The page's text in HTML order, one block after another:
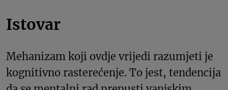
Istovar
Mehanizam koji ovdje vrijedi razumjeti je
kognitivno rasterećenje. To jest, tendencija